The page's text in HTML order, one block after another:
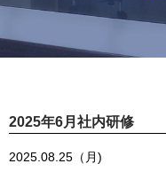
2025年6月社内研修
2025.08.25（月)